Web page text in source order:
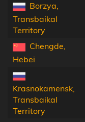
Borzya,
Transbaikal
Territory
Chengde,
Hebei
Krasnokamensk,
Transbaikal
Territory